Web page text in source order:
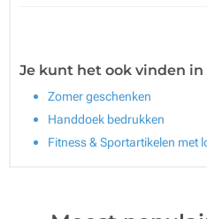
Je kunt het ook vinden in
Zomer geschenken
Handdoek bedrukken
Fitness & Sportartikelen met